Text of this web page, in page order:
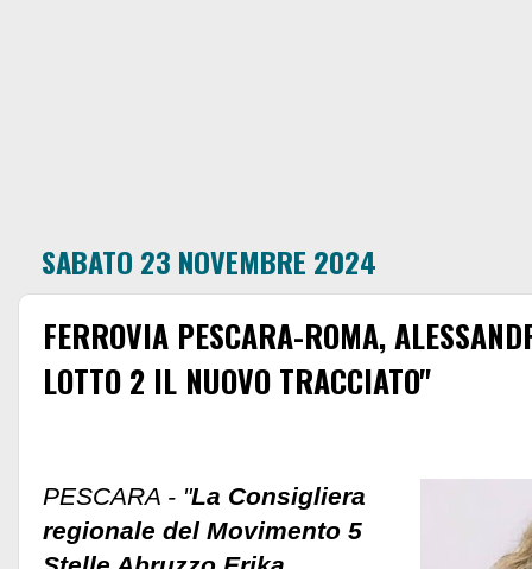
SABATO 23 NOVEMBRE 2024
FERROVIA PESCARA-ROMA,
LOTTO 2 IL NUOVO TRACCIATO"
PESCARA - "La Consigliera
regionale del Movimento 5